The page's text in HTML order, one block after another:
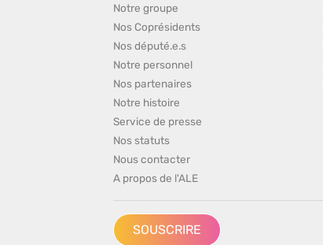
Notre groupe
Nos Coprésidents
Nos député.e.s
Notre personnel
Nos partenaires
Notre histoire
Service de presse
Nos statuts
Nous contacter
A propos de l'ALE
SOUSCRIRE